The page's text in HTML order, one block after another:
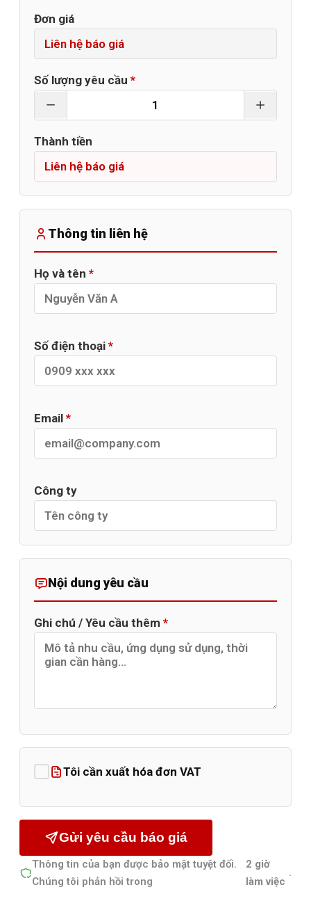
Đơn giá
Số lượng yêu cầu *
Thành tiền
Thông tin liên hệ
Họ và tên *
Số điện thoại *
Email *
Công ty
Nội dung yêu cầu
Ghi chú / Yêu cầu thêm *
Tôi cần xuất hóa đơn VAT
Gửi yêu cầu báo giá
Thông tin của bạn được bảo mật tuyệt đối.
Chúng tôi phản hồi trong
2 giờ
làm việc
.